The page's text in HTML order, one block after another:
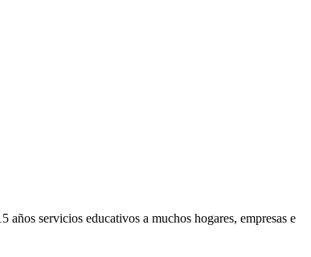
servicios educativos a muchos hogares, empresas e